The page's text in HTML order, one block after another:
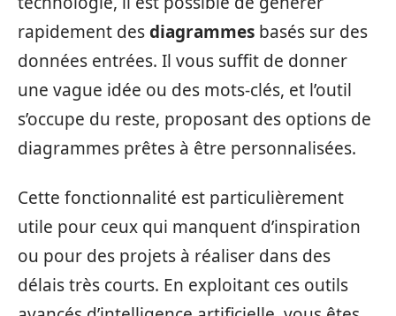
rapidement desdiagrammes basés sur des
données entrées. Il vous suffit de donner
une vague idée ou des mots-clés, et l’outil
s’occupe du reste, proposant des options de
diagrammes prêtes à être personnalisées.
Cette fonctionnalité est particulièrement
utile pour ceux qui manquent d’inspiration
ou pour des projets à réaliser dans des
délais très courts. En exploitant ces outils